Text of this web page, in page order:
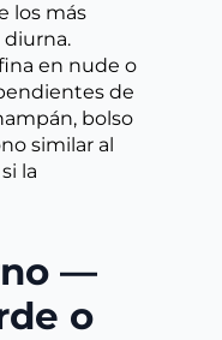
los más
en nude o
de
bolso
similar al
la
—
o